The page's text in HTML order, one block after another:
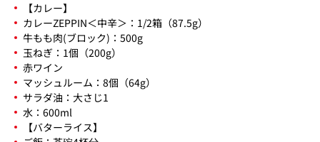
【カレー】
カレーZEPPIN＜中辛＞：1/2箱（87.5g）
牛もも肉(ブロック)：500g
玉ねぎ：1個（200g）
赤ワイン
マッシュルーム：8個（64g）
サラダ油：大さじ1
水：600ml
【バターライス】